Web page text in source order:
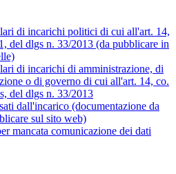
di incarichi politici di cui all'art. 14,
del dlgs n. 33/2013 (da pubblicare in
di incarichi di amministrazione, di
o di governo di cui all'art. 14, co.
del dlgs n. 33/2013
dall'incarico (documentazione da
sul sito web)
mancata comunicazione dei dati